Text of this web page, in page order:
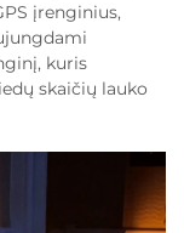
įrenginius,
kuris
skaičių lauko